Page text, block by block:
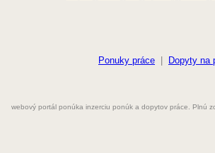
Fyzioterapeut
Chemik
Ponuky práce Dopyty na
webový portál ponúka inzerciu ponúk a dopytov práce. Plnú